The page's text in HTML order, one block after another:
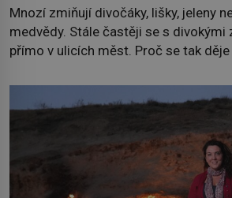
Mnozí zmiňují divočáky, lišky, jeleny
medvědy. Stále častěji se s divokými
přímo v ulicích měst. Proč se tak
jiných. My se raději podíváme do
prozkoumáme, jaká další zvířata po